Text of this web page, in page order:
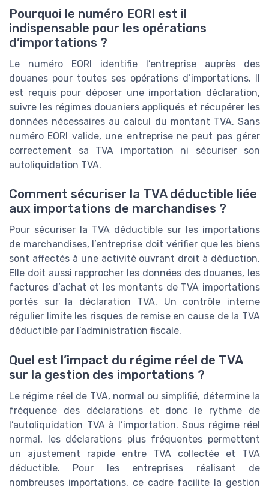
Pourquoi le numéro EORI est il
indispensable pour les opérations
d’importations ?
Le numéro EORI identifie l’entreprise auprès des
douanes pour toutes ses opérations d’importations. Il
est requis pour déposer une importation déclaration,
suivre les régimes douaniers appliqués et récupérer les
données nécessaires au calcul du montant TVA. Sans
numéro EORI valide, une entreprise ne peut pas gérer
correctement sa TVA importation ni sécuriser son
autoliquidation TVA.
Comment sécuriser la TVA déductible liée
aux importations de marchandises ?
Pour sécuriser la TVA déductible sur les importations
de marchandises, l’entreprise doit vérifier que les biens
sont affectés à une activité ouvrant droit à déduction.
Elle doit aussi rapprocher les données des douanes, les
factures d’achat et les montants de TVA importations
portés sur la déclaration TVA. Un contrôle interne
régulier limite les risques de remise en cause de la TVA
déductible par l’administration fiscale.
Quel est l’impact du régime réel de TVA
sur la gestion des importations ?
Le régime réel de TVA, normal ou simplifié, détermine la
fréquence des déclarations et donc le rythme de
l’autoliquidation TVA à l’importation. Sous régime réel
normal, les déclarations plus fréquentes permettent
un ajustement rapide entre TVA collectée et TVA
déductible. Pour les entreprises réalisant de
nombreuses importations, ce cadre facilite la gestion